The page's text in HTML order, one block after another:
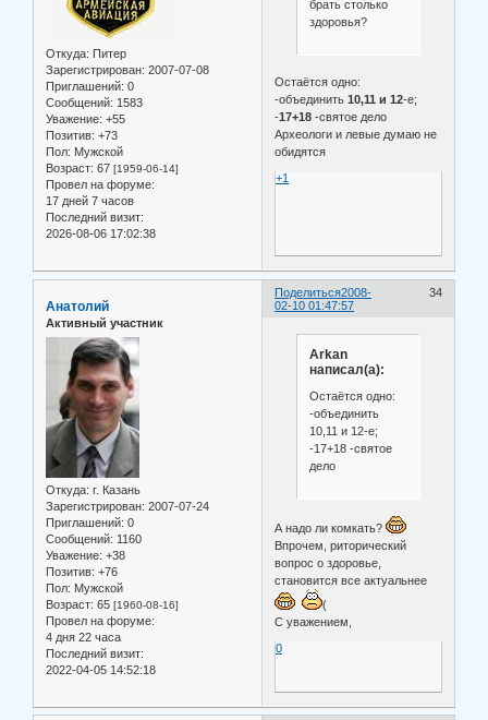
Откуда: Питер
Зарегистрирован: 2007-07-08
Приглашений: 0
Сообщений: 1583
Уважение: +55
Позитив: +73
Пол: Мужской
Возраст: 67 [1959-06-14]
Провел на форуме:
17 дней 7 часов
Последний визит:
2026-08-06 17:02:38
брать столько
здоровья?
Остаётся одно:
-объединить10,11 и 12-е;
-17+18-святое дело
Археологи и левые думаю не
обидятся
+1
Поделиться 34
2008-
02-10 01:47:57
Анатолий
Активный участник
Откуда: г. Казань
Зарегистрирован: 2007-07-24
Приглашений: 0
Сообщений: 1160
Уважение: +38
Позитив: +76
Пол: Мужской
Возраст: 65 [1960-08-16]
Провел на форуме:
4 дня 22 часа
Последний визит:
2022-04-05 14:52:18
Arkan
написал(а):
Остаётся одно:
-объединить
10,11 и 12-е;
-17+18 -святое
дело
А надо ли комкать?
Впрочем, риторический
вопрос о здоровье,
становится все актуальнее
(
С уважением,
0